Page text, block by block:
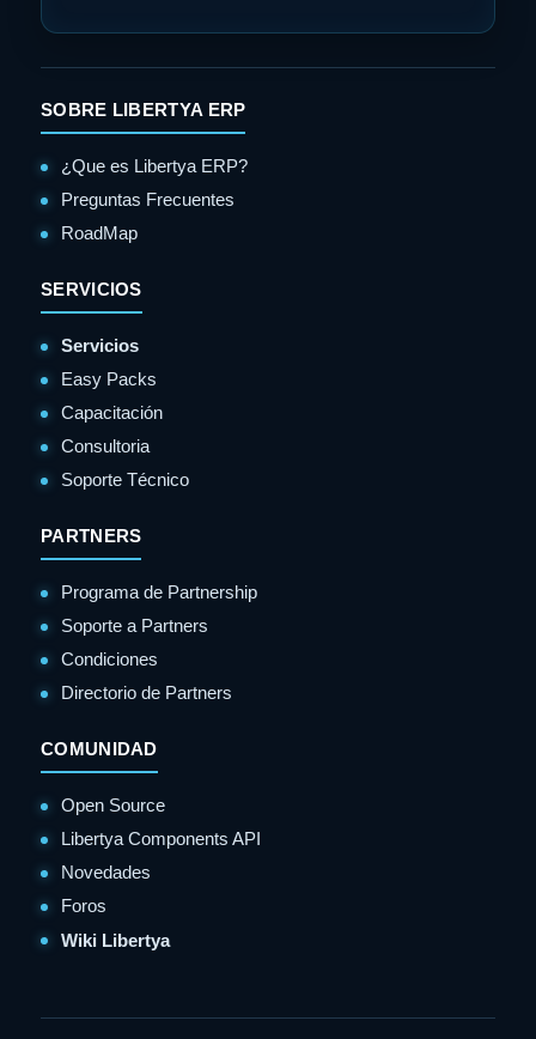
SOBRE LIBERTYA ERP
¿Que es Libertya ERP?
Preguntas Frecuentes
RoadMap
SERVICIOS
Servicios
Easy Packs
Capacitación
Consultoria
Soporte Técnico
PARTNERS
Programa de Partnership
Soporte a Partners
Condiciones
Directorio de Partners
COMUNIDAD
Open Source
Libertya Components API
Novedades
Foros
Wiki Libertya